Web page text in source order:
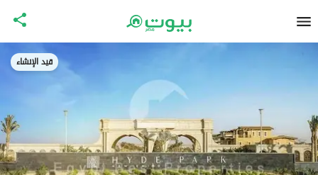
قيد الإنشاء